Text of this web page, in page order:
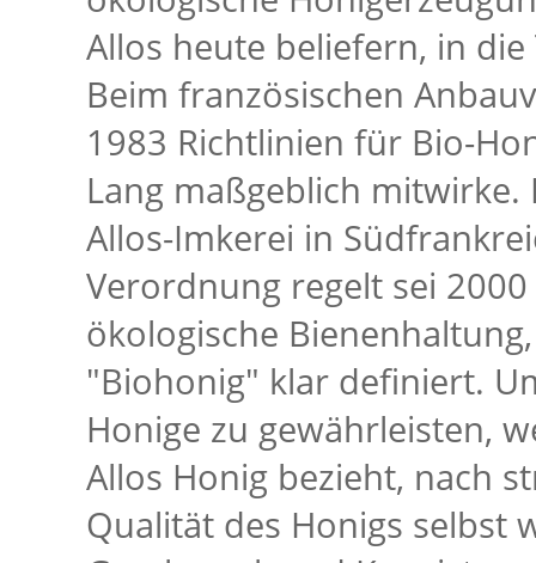
Allos heute beliefern, in
Beim französischen
1983 Richtlinien für Bio-
Lang maßgeblich
Allos-Imkerei in
Verordnung regelt sei
ökologische
"Biohonig" klar definiert.
Honige zu gewährleisten,
Allos Honig bezieht, nach
Qualität des Honigs selbst